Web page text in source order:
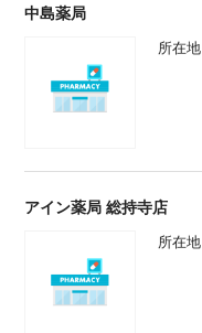
中島薬局
所在地
アイン薬局 総持寺店
所在地